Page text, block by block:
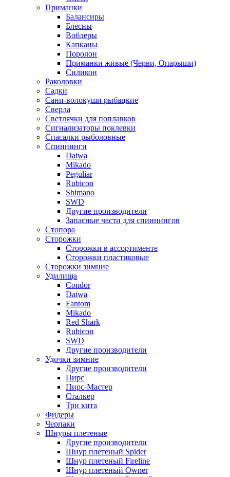
Приманки
Балансиры
Блесны
Воблеры
Капканы
Поролон
Приманки живые (Черви, Опарыши)
Силикон
Раколовки
Садки
Сани-волокуши рыбацкие
Сверла
Светлячки для поплавков
Сигнализаторы поклевки
Спасалки рыболовные
Спиннинги
Daiwa
Mikado
Peguliar
Rubicon
Shimano
SWD
Другие производители
Запасные части для спиннингов
Стопора
Сторожки
Сторожки в ассортименте
Сторожки пластиковые
Сторожки зимние
Удилища
Condor
Daiwa
Fantom
Mikado
Red Shark
Rubicon
SWD
Другие производители
Удочки зимние
Другие производители
Пирс
Пирс-Мастер
Сталкер
Три кита
Фидеры
Черпаки
Шнуры плетеные
Другие производители
Шнур плетеный Spider
Шнур плетеный Fireline
Шнур плетеный Owner